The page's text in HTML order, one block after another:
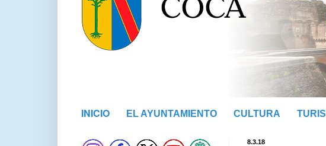
INICIO EL AYUNTAMIENTO CULTURA
8.3.18